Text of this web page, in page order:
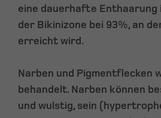
eine dauerhafte Enthaarung
der Bikinizone bei 93%, an
erreicht wird.
Narben und Pigmentflecken
behandelt. Narben können
und wulstig, sein